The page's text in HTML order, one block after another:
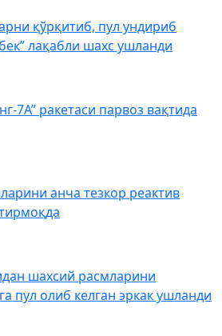
қўрқитиб, пул ундириб
лақабли шахс ушланди
7А” ракетаси парвоз вақтида
анча тезкор реактив
шахсий расмларини
пул олиб келган эркак ушланди